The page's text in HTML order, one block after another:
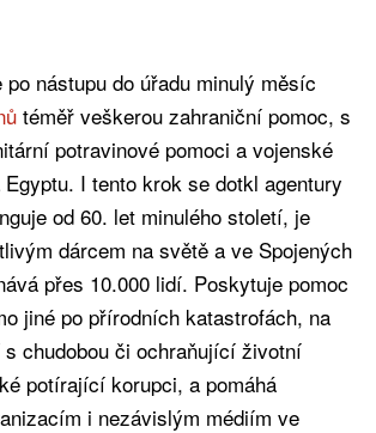
nástupu do úřadu minulý měsíc
téměř veškerou zahraniční pomoc, s
potravinové pomoci a vojenské
I tento krok se dotkl agentury
od 60. let minulého století, je
dárcem na světě a ve Spojených
přes 10.000 lidí. Poskytuje pomoc
jiné po přírodních katastrofách, na
chudobou či ochraňující životní
potírající korupci, a pomáhá
i nezávislým médiím ve